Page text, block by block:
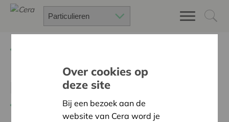
Terug naar overzicht
Over cookies op
deze site
Bij een bezoek aan de
website van Cera word je